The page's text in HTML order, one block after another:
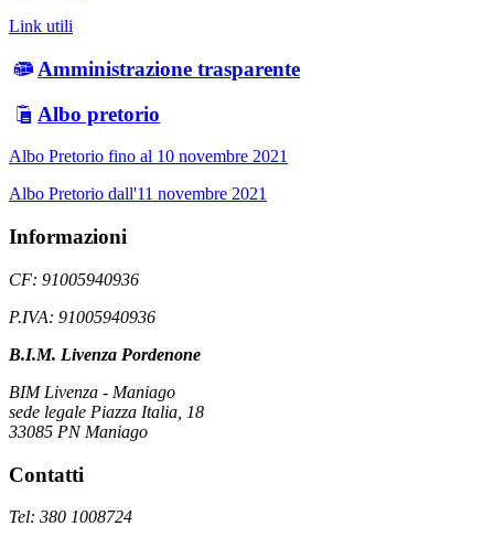
Link utili
Amministrazione trasparente
Albo pretorio
Albo Pretorio fino al 10 novembre 2021
Albo Pretorio dall'11 novembre 2021
Informazioni
CF: 91005940936
P.IVA: 91005940936
B.I.M. Livenza Pordenone
BIM Livenza - Maniago
sede legale Piazza Italia, 18
33085 PN Maniago
Contatti
Tel: 380 1008724